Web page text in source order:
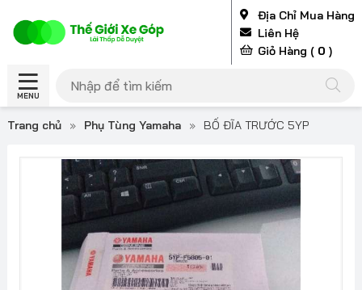
Địa Chỉ Mua Hàng
Liên Hệ
Giỏ Hàng ( 0 )
MENU
Trang chủ » Phụ Tùng Yamaha » BỐ ĐĨA TRƯỚC 5YP